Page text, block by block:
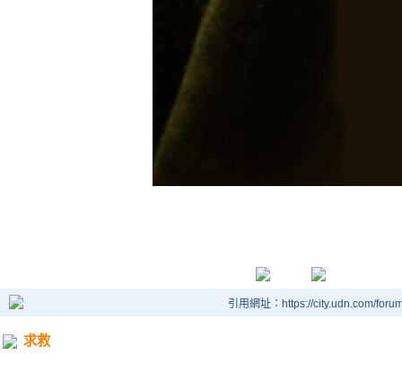
引用網址：https://city.udn.com/
求救